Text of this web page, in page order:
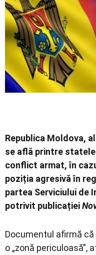
Republica Moldova,
se află printre
conflict armat, în
poziția agresivă în
partea Serviciului de
potrivit publicației
Documentul afirmă că
o „zonă